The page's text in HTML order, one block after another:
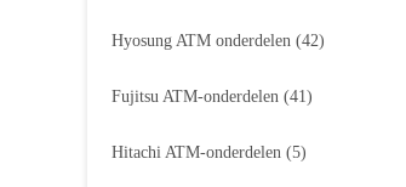
Hyosung ATM onderdelen (42)
Fujitsu ATM-onderdelen (41)
Hitachi ATM-onderdelen (5)